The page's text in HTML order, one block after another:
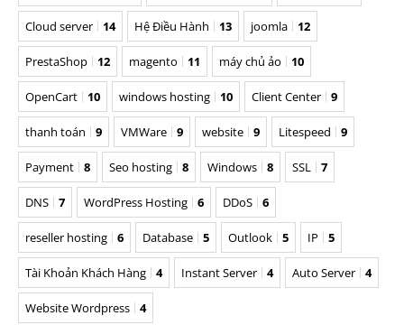
Cloud server 14 Hệ Điều Hành 13 joomla 12
PrestaShop 12 magento 11 máy chủ ảo 10
OpenCart 10 windows hosting 10 Client Center 9
thanh toán 9 VMWare 9 website 9 Litespeed 9
Payment 8 Seo hosting 8 Windows 8 SSL 7
DNS 7 WordPress Hosting 6 DDoS 6
reseller hosting 6 Database 5 Outlook 5 IP 5
Tài Khoản Khách Hàng 4 Instant Server 4 Auto Server 4
Website Wordpress 4